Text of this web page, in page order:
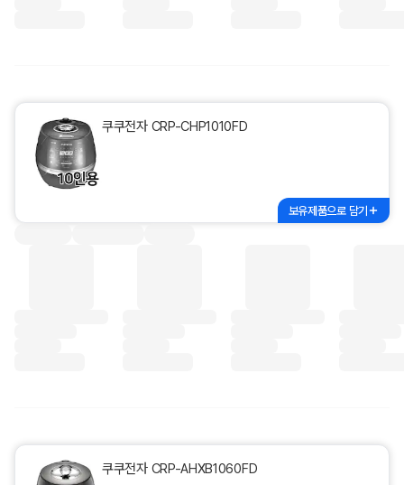
쿠쿠전자 CRP-CHP1010FD
보유제품으로 담기
쿠쿠전자 CRP-AHXB1060FD